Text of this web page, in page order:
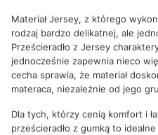
Materiał Jersey, z którego
rodzaj bardzo delikatnej, ale
Prześcieradło z Jersey
jednocześnie zapewnia nieco
cecha sprawia, że materiał
materaca, niezależnie od jego
Dla tych, którzy cenią komfort i
prześcieradło z gumką to